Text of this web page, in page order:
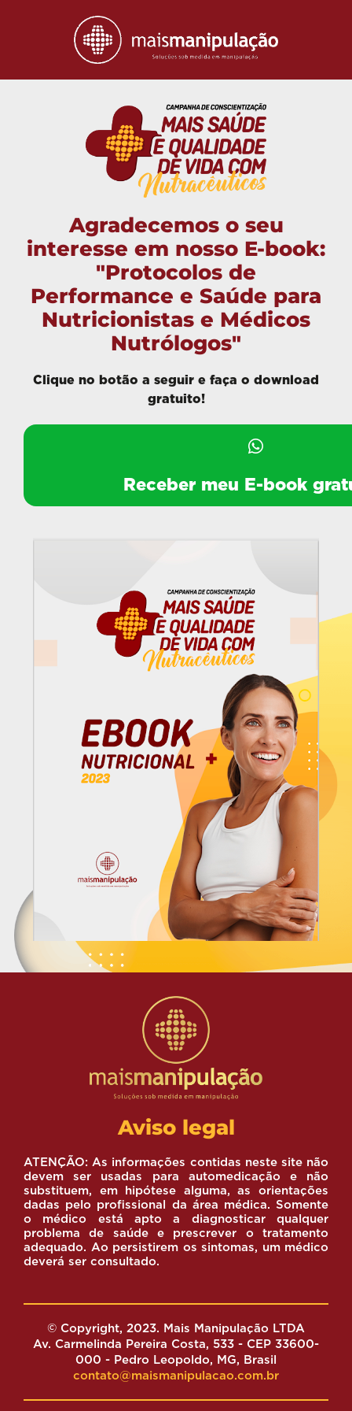
Agradecemos o seu
interesse em nosso E-book:
"Protocolos de
Performance e Saúde para
Nutricionistas e Médicos
Nutrólogos"
Clique no botão a seguir e faça o download
gratuito!
Receber meu E-book
Aviso legal
ATENÇÃO: As informações contidas neste site não
devem ser usadas para automedicação e não
substituem, em hipótese alguma, as orientações
dadas pelo profissional da área médica. Somente
o médico está apto a diagnosticar qualquer
problema de saúde e prescrever o tratamento
adequado. Ao persistirem os sintomas, um médico
deverá ser consultado.
© Copyright, 2023. Mais Manipulação LTDA
Av. Carmelinda Pereira Costa, 533 - CEP 33600-
000 - Pedro Leopoldo, MG, Brasil
contato@maismanipulacao.com.br